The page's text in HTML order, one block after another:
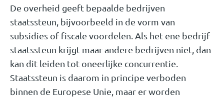
De overheid geeft bepaalde bedrijven
staatssteun, bijvoorbeeld in de vorm van
subsidies of fiscale voordelen. Als het ene bedrijf
staatssteun krijgt maar andere bedrijven niet, dan
kan dit leiden tot oneerlijke concurrentie.
Staatssteun is daarom in principe verboden
binnen de Europese Unie, maar er worden